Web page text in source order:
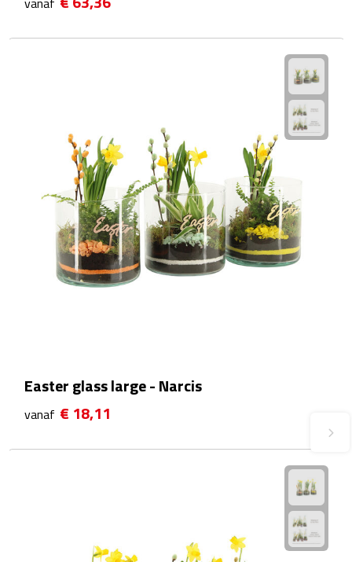
Fiets reparatiesets
Zadelhoezen
Drinkwaren
Drinkbekers
Plastic bekers
Reisbekers
Easter glass large - Narcis
vanaf € 18,11